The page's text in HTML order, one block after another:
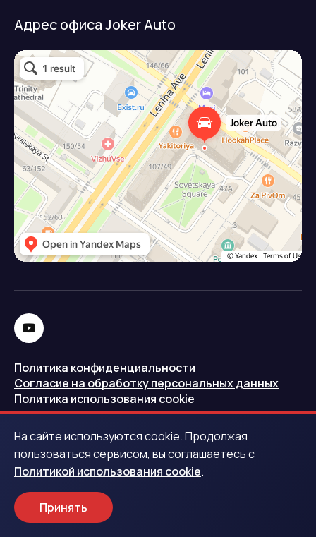
Адрес офиса Joker Auto
Джокер авто
Займ под залог авто в Подольске
Микрофинансовая организация в Подольске
Политика конфиденциальности
Согласие на обработку персональных данных
Политика использования cookie
РКН
Центральный банк Российской Федерации
Обращаем ваше внимание на то, что данный интернет-
На сайте используются cookie. Продолжая
пользоваться сервисом, вы соглашаетесь с
Политикой использования cookie.
Принять